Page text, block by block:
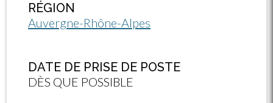
RÉGION
Auvergne-Rhône-Alpes
DATE DE PRISE DE POSTE
DÈS QUE POSSIBLE